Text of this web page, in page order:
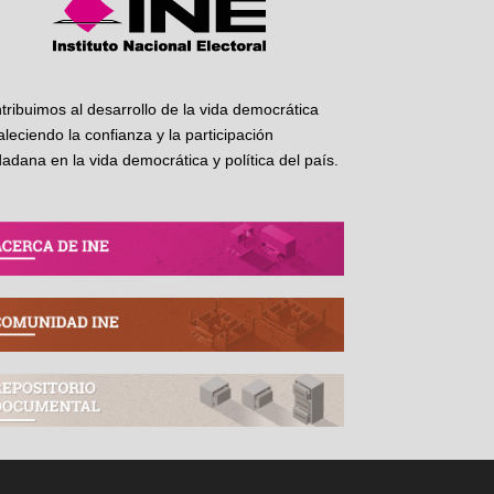
al desarrollo de la vida democrática
la confianza y la participación
en la vida democrática y política del país.